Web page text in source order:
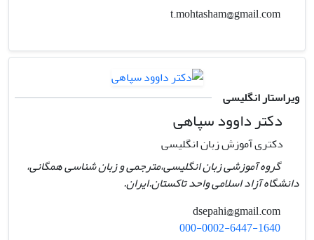
ویراستار انگلیسی
دکتر داوود سپاهی
دکتری آموزش زبان انگلیسی
گروه آموزشی زبان انگلیسی،مترجمی و زبان شناسی همگانی،
دانشگاه آزاد اسلامی واحد تاکستان.ایران.
000-0002-6447-1640